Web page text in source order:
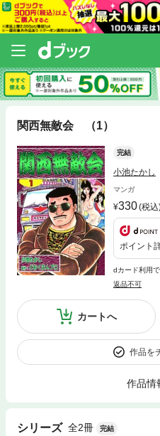
関西無敵会 （1）
完結
小池たかし
マンガ
330(税込
ポイント
dカード利用
返品不可
カートへ
作品を
作品情
シリーズ 全2冊 完結